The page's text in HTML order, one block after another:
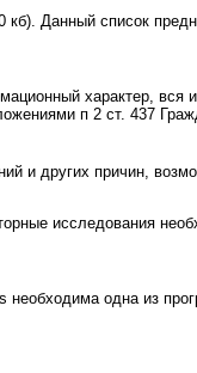
кб). Данный список
характер,
п 2 ст. 437
и других причин,
исследования
одна из